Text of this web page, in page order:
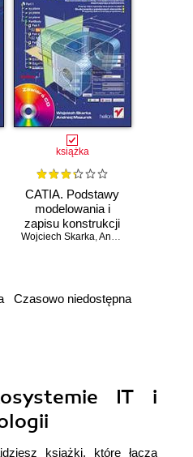
książka
CATIA. Podstawy
modelowania i
zapisu konstrukcji
Wojciech Skarka,Andrzej Mazurek
Czasowo niedostępna
IT i
książki, które łączą